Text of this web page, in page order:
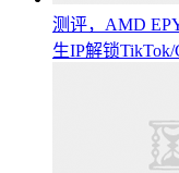
测评，AMD
生IP解锁TikTok/